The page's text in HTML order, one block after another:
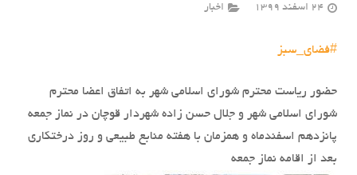
24 اسفند 1399 اخبار
#فضای_سبز
حضور ریاست محترم شورای اسلامی شهر به اتفاق اعضا محترم
شورای اسلامی شهر و جلال حسن زاده شهردار قوچان در نماز جمعه
پانزدهم اسفندماه و همزمان با هفته منابع طبیعی و روز درختکاری
بعد از اقامه نماز جمعه